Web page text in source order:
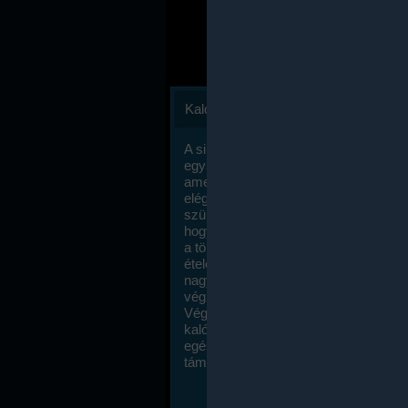
Kalóriaszámlálás
A sikeres fogyás titka valójában igen
egyszerű: égess több energiát, mint
amennyit beviszel. Természetesen
elég nagy fegyelemre és akaraterőre
szükség, de meglepődve fogod
hogy a kalóriaszámolás mennyire
a többi diétához képest. Itt nincsenek
ételek és a megengedett kalóriabevitelt
nagymértékben növelheted ha
végzel.
Végül, de nem utolsó sorban, a
kalóriaszámolás módszerét a legtöbb
egészségügyi szakorvos ajánlja és
támogatja.